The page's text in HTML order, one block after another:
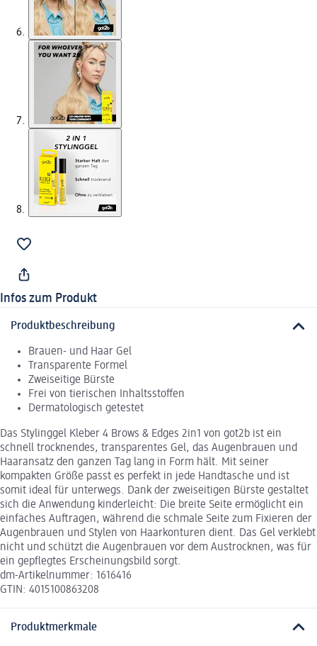
Infos zum Produkt
Produktbeschreibung
Brauen- und Haar Gel
Transparente Formel
Zweiseitige Bürste
Frei von tierischen Inhaltsstoffen
Dermatologisch getestet
Das Stylinggel Kleber 4 Brows & Edges 2in1 von got2b ist ein
schnell trocknendes, transparentes Gel, das Augenbrauen und
Haaransatz den ganzen Tag lang in Form hält. Mit seiner
kompakten Größe passt es perfekt in jede Handtasche und ist
somit ideal für unterwegs. Dank der zweiseitigen Bürste gestaltet
sich die Anwendung kinderleicht: Die breite Seite ermöglicht ein
einfaches Auftragen, während die schmale Seite zum Fixieren der
Augenbrauen und Stylen von Haarkonturen dient. Das Gel verklebt
nicht und schützt die Augenbrauen vor dem Austrocknen, was für
ein gepflegtes Erscheinungsbild sorgt.
dm-Artikelnummer: 1616416
GTIN: 4015100863208
Produktmerkmale